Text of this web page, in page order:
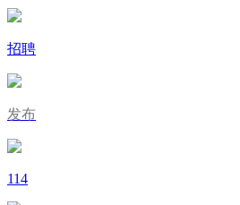
招聘
发布
114